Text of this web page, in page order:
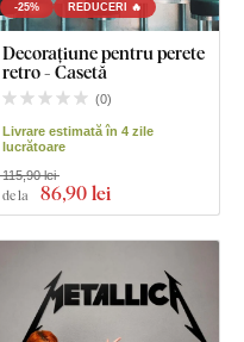
-25% REDUCERI 🔥
Decorațiune pentru perete
retro - Casetă
(0)
Livrare estimată în 4 zile
lucrătoare
de la 86,90 lei
115,90 lei